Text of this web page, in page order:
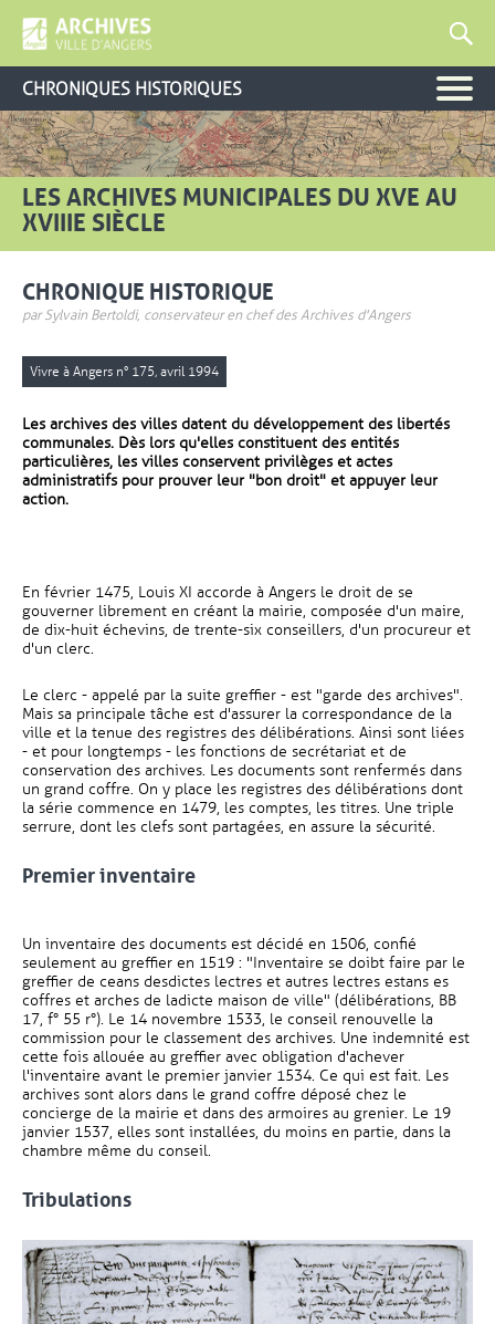
CHRONIQUES HISTORIQUES
LES ARCHIVES MUNICIPALES DU XVE AU
XVIIIE SIÈCLE
CHRONIQUE HISTORIQUE
par Sylvain Bertoldi, conservateur en chef des Archives d'Angers
Vivre à Angers n° 175, avril 1994
Les archives des villes datent du développement des libertés
communales. Dès lors qu'elles constituent des entités
particulières, les villes conservent privilèges et actes
administratifs pour prouver leur "bon droit" et appuyer leur
action.
En février 1475, Louis XI accorde à Angers le droit de se
gouverner librement en créant la mairie, composée d'un maire,
de dix-huit échevins, de trente-six conseillers, d'un procureur et
d'un clerc.
Le clerc - appelé par la suite greffier - est "garde des archives".
Mais sa principale tâche est d'assurer la correspondance de la
ville et la tenue des registres des délibérations. Ainsi sont liées
- et pour longtemps - les fonctions de secrétariat et de
conservation des archives. Les documents sont renfermés dans
un grand coffre. On y place les registres des délibérations dont
la série commence en 1479, les comptes, les titres. Une triple
serrure, dont les clefs sont partagées, en assure la sécurité.
Premier inventaire
Un inventaire des documents est décidé en 1506, confié
seulement au greffier en 1519 : "Inventaire se doibt faire par le
greffier de ceans desdictes lectres et autres lectres estans es
coffres et arches de ladicte maison de ville" (délibérations, BB
17, f° 55 r°). Le 14 novembre 1533, le conseil renouvelle la
commission pour le classement des archives. Une indemnité est
cette fois allouée au greffier avec obligation d'achever
l'inventaire avant le premier janvier 1534. Ce qui est fait. Les
archives sont alors dans le grand coffre déposé chez le
concierge de la mairie et dans des armoires au grenier. Le 19
janvier 1537, elles sont installées, du moins en partie, dans la
chambre même du conseil.
Tribulations